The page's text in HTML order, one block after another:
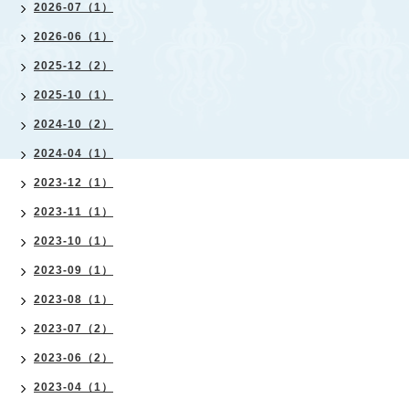
2026-07（1）
2026-06（1）
2025-12（2）
2025-10（1）
2024-10（2）
2024-04（1）
2023-12（1）
2023-11（1）
2023-10（1）
2023-09（1）
2023-08（1）
2023-07（2）
2023-06（2）
2023-04（1）